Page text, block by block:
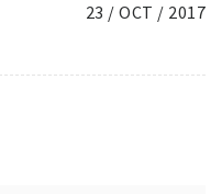
23 / OCT / 2017